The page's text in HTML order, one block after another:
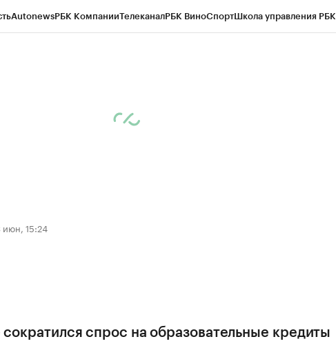
AutonewsРБК КомпанииТелеканалРБК ВиноСпортШкола управления РБК
15:24
спрос на образовательные кредиты